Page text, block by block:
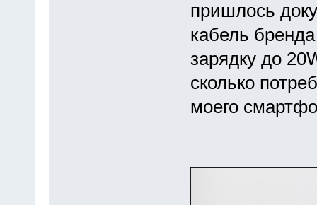
пришлось
кабель
зарядку до
сколько
моего